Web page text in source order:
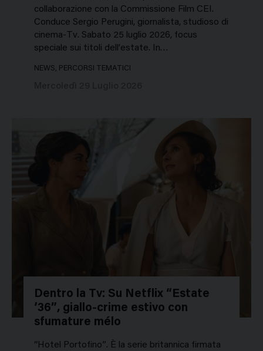
collaborazione con la Commissione Film CEI.
Conduce Sergio Perugini, giornalista, studioso di
cinema-Tv. Sabato 25 luglio 2026, focus
speciale sui titoli dell’estate. In…
NEWS, PERCORSI TEMATICI
Dentro la Tv: Su Netflix “Estate
’36”, giallo-crime estivo con
sfumature mélo
“Hotel Portofino”. È la serie britannica firmata